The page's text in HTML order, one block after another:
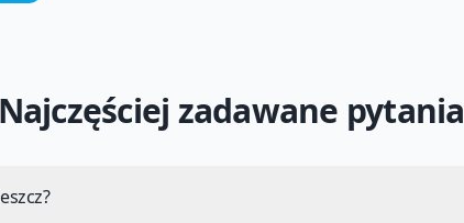
Najczęściej zadawane pytania